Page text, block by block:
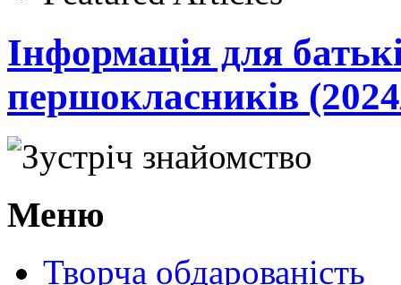
Інформація для
першокласників
Меню
Творча обдарованість